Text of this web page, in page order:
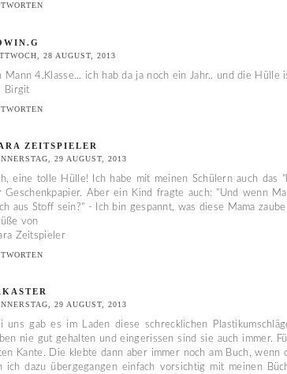
28 AUGUST, 2013
Mann 4.Klasse... ich hab da ja noch ein Jahr.. und die Hülle
Birgit
ZEITSPIELER
29 AUGUST, 2013
eine tolle Hülle! Ich habe mit meinen Schülern auch das
Geschenkpapier. Aber ein Kind fragte auch: "Und wenn
aus Stoff sein?" - Ich bin gespannt, was diese Mama
von
Zeitspieler
29 AUGUST, 2013
uns gab es im Laden diese schrecklichen
nie gut gehalten und eingerissen sind sie auch immer.
Kante. Die klebte dann aber immer noch am Buch,
ich dazu übergegangen einfach vorsichtig mit meinen